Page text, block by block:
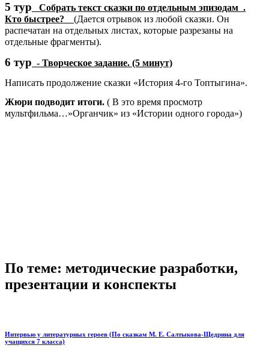
5 тур Собрать текст сказки по отдельным эпизодам .
Кто быстрее? (Дается отрывок из любой сказки. Он
распечатан на отдельных листах, которые разрезаны на
отдельные фрагменты).
6 тур - Творческое задание. (5 минут)
Написать продолжение сказки «История 4-го Топтыгина».
Жюри подводит итоги. ( В это время просмотр
мультфильма…»Органчик» из «Истории одного города»)
По теме: методические разработки,
презентации и конспекты
Интервью у литературных героев (По сказкам М. Е. Салтыкова-Щедрина для
учащихся 7 класса)